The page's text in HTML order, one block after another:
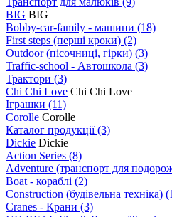
BIG BIG
Bobby-car-family - машини (18)
First steps (перші кроки) (2)
Outdoor (пісочниці, гірки) (3)
Traffic-school - Автошкола (3)
Трактори (3)
Chi Chi Love Chi Chi Love
Іграшки (11)
Corolle Corolle
Каталог продукції(3)
Dickie Dickie
Action Series (8)
Adventure (транспорт для
Boat - кораблі (2)
Construction (будівельна техніка)
Cranes - Крани (3)